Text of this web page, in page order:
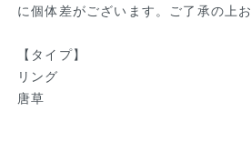
に個体差がございます。ご了承の上
【タイプ】
リング
唐草